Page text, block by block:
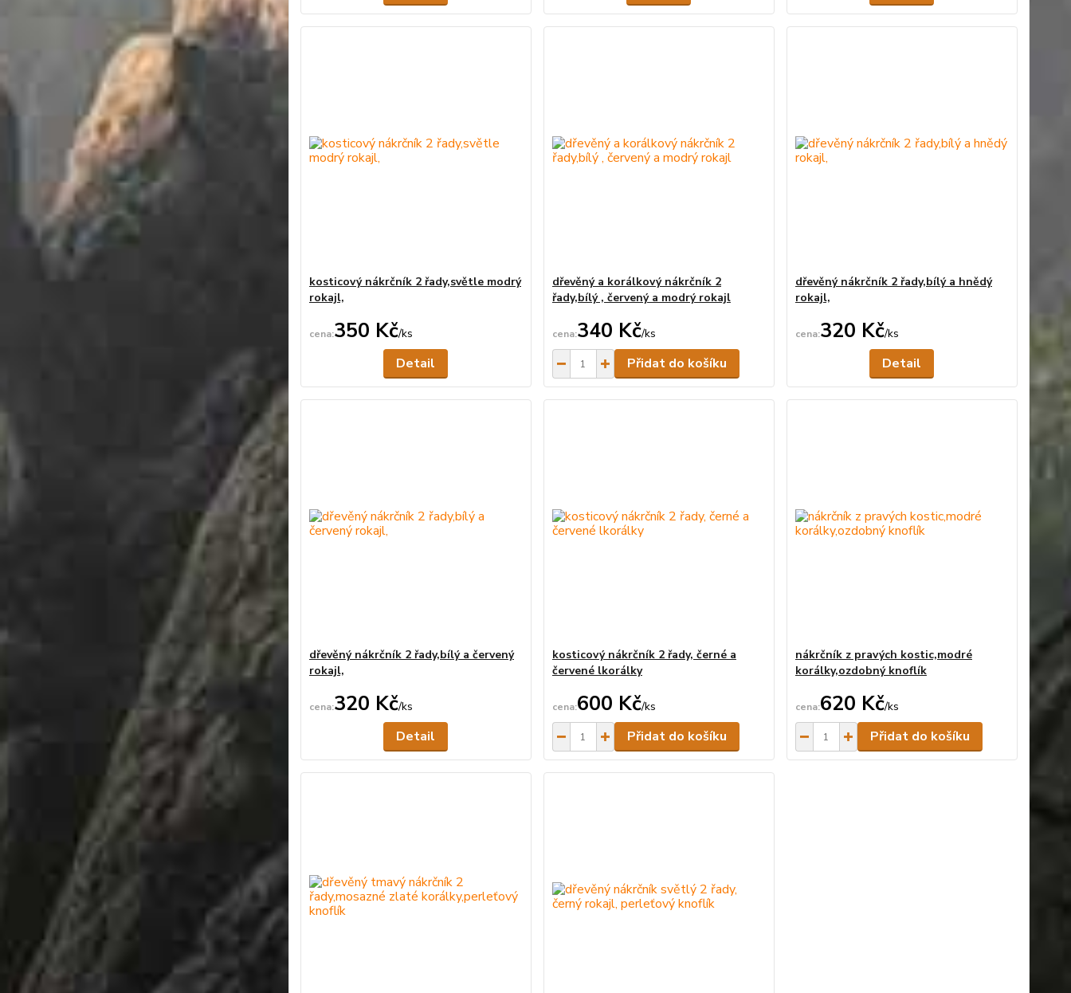
kosticový nákrčník 2 řady,světle modrý
rokajl,
350 Kč/ks
Detail
dřevěný a korálkový nákrčník 2
řady,bílý , červený a modrý rokajl
340 Kč/ks
Přidat do košíku
dřevěný nákrčník 2 řady,bílý a hnědý
rokajl,
320 Kč/ks
Detail
dřevěný nákrčník 2 řady,bílý a červený
rokajl,
320 Kč/ks
Detail
kosticový nákrčník 2 řady, černé a
červené lkorálky
600 Kč/ks
Přidat do košíku
nákrčník z pravých kostic,modré
korálky,ozdobný knoflík
620 Kč/ks
Přidat do košíku